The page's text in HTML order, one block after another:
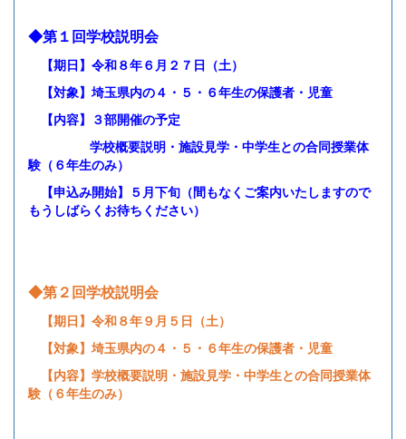
◆第１回学校説明会
【期日】令和８年６月２７日（土）
【対象】埼玉県内の４・５・６年生の保護者・児童
【内容】３部開催の予定
学校概要説明・施設見学・中学生との合同授業体
験（６年生のみ）
【申込み開始】５月下旬（間もなくご案内いたしますので
もうしばらくお待ちください）
◆第２回学校説明会
【期日】令和８年９月５日（土）
【対象】埼玉県内の４・５・６年生の保護者・児童
【内容】学校概要説明・施設見学・中学生との合同授業体
験（６年生のみ）